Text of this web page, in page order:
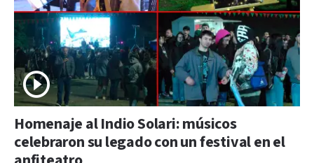
Homenaje al Indio Solari: músicos
celebraron su legado con un festival en el